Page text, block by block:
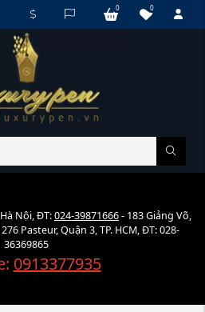
0
0
Nội, ĐT:024-39871666- 183 Giảng Võ,
Pasteur, Quận 3, TP. HCM, ĐT: 028-
36369865
0913377935